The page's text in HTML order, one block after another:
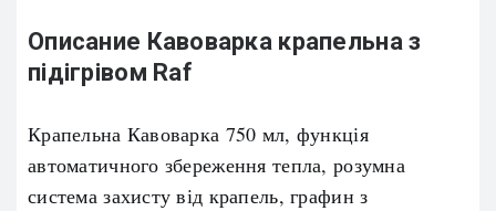
Описание Кавоварка крапельна з
підігрівом Raf
Крапельна Кавоварка 750 мл, функція
автоматичного збереження тепла, розумна
система захисту від крапель, графин з